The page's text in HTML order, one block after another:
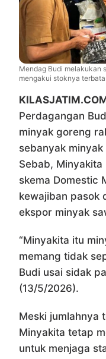
Mendag Budi melakukan
mengakui stoknya
Perdagangan
minyak goreng
sebanyak
Sebab,
skema Domestic
kewajiban pasok
ekspor minyak
“Minyakita itu
memang tidak
Budi usai sidak
(13/5/2026).
Meski jumlahnya
Minyakita tetap
untuk menjaga